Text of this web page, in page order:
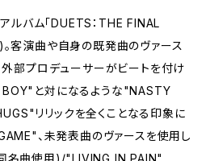
バム「DUETS：THE FINAL
。客演曲や自身の既発曲のヴァース
外部プロデューサーがビートを付け
と対になるような"NASTY
リリックを全くことなる印象に
、未発表曲のヴァースを使用し
名曲使用)/"LIVING IN PAIN"